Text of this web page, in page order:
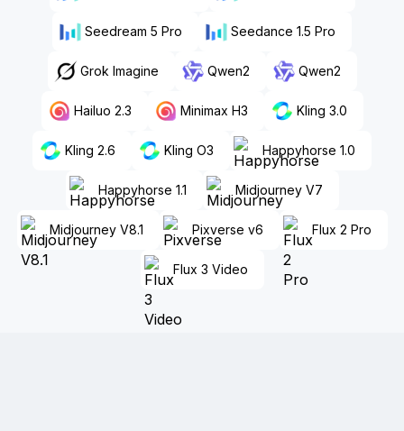
Seedream 5 Pro Seedance 1.5 Pro
Grok Imagine Qwen2 Qwen2
Hailuo 2.3 Minimax H3 Kling 3.0
Kling 2.6 Kling O3 Happyhorse 1.0
Happyhorse 1.1 Midjourney V7
Midjourney V8.1 Pixverse v6 Flux 2 Pro
Flux 3 Video